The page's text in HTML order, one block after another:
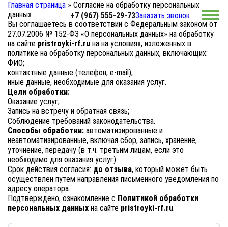
Главная
Пристройки
Каркасные пристройки
Деревянная пристройка
Закрытая пристройка к дому
Строительство открытых пристроек
Зимняя пристройка к дому
Летняя пристройка к дому
Надстройка мансарды
Надстройка этажа
+7 (967) 555-29-73Заказать звонок
Главная страница » Согласие на обработку персональных
данных
Вы соглашаетесь в соответствии с Федеральным законом от
27.07.2006 № 152-ФЗ «О персональных данных» на обработку
на сайте pristroyki-rf.ru на на условиях, изложенных в
политике на обработку персональных данных, включающих:
ФИО;
контактные данные (телефон, e-mail);
иные данные, необходимые для оказания услуг.
Цели обработки:
Оказание услуг;
Запись на встречу и обратная связь;
Соблюдение требований законодательства.
Способы обработки: автоматизированные и
неавтоматизированные, включая сбор, запись, хранение,
уточнение, передачу (в т.ч. третьим лицам, если это
необходимо для оказания услуг).
Срок действия согласия: до отзыва, который может быть
осуществлен путем направления письменного уведомления по
адресу оператора.
Подтверждено, ознакомление с Политикой обработки
персональных данных на сайте pristroyki-rf.ru.